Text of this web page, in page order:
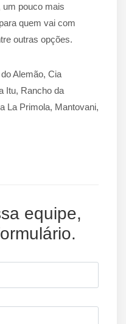
um pouco mais
quem vai com
outras opções.
Alemão, Cia
Itu, Rancho da
La Primola, Mantovani,
equipe,